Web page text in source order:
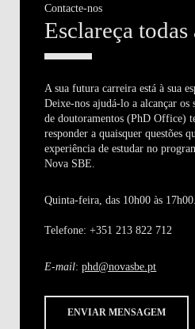
Contacte-nos
Esclareça todas
A sua futura carreira está à sua
Deixe-nos ajudá-lo a alcançar os
de doutoramentos (PhD Office)
responder a quaisquer questões
experiência de estudar no
Nova SBE.
Quinta-feira, das 10h00 às 17h00.
Telefone: +351 213 822 712
E-mail:phd@novasbe.pt
ENVIAR MENSAGEM